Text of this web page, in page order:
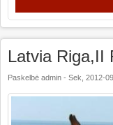
Latvia Riga,II
Paskelbė admin - Sek, 2012-